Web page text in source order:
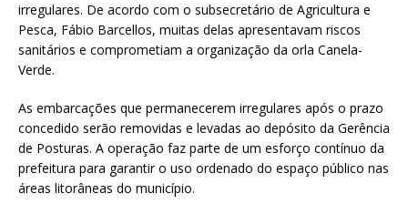
irregulares. De acordo com o subsecretário de Agricultura e
Pesca, Fábio Barcellos, muitas delas apresentavam riscos
sanitários e comprometiam a organização da orla Canela-
Verde.
As embarcações que permanecerem irregulares após o prazo
concedido serão removidas e levadas ao depósito da Gerência
de Posturas. A operação faz parte de um esforço contínuo da
prefeitura para garantir o uso ordenado do espaço público nas
áreas litorâneas do município.